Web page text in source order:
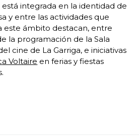
integrada en la identidad de
y entre las actividades que
este ámbito destacan, entre
la programación de la Sala
cine de La Garriga, e iniciativas
Voltaire en ferias y fiestas